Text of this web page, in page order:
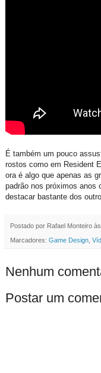
É também um pouco
rostos como em Resident
ora é algo que apenas as
padrão nos próximos anos
destacar bastante dos
Postado por Rafael Monteiro às
Marcadores: Game Design
Nenhum
Postar um